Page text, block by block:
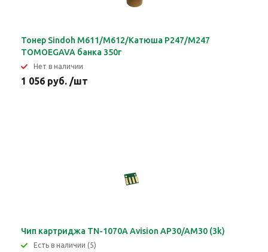
Тонер Sindoh M611/M612/Катюша P247/M247
TOMOEGAVA банка 350г
Нет в наличии
1 056 руб. /шт
Чип картриджа TN-1070A Avision AP30/AM30 (3k)
Eсть в наличии (5)